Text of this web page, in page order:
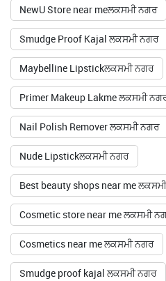
NewU Store near meਲਕਸਮੀ ਨਗਰ
Smudge Proof Kajal ਲਕਸਮੀ ਨਗਰ
Maybelline Lipstickਲਕਸਮੀ ਨਗਰ
Primer Makeup Lakme ਲਕਸਮੀ
Nail Polish Remover ਲਕਸਮੀ ਨਗਰ
Nude Lipstickਲਕਸਮੀ ਨਗਰ
Best beauty shops near me
Cosmetic store near me ਲਕਸਮੀ
Cosmetics near me ਲਕਸਮੀ ਨਗਰ
Smudge proof kajal ਲਕਸਮੀ ਨਗਰ